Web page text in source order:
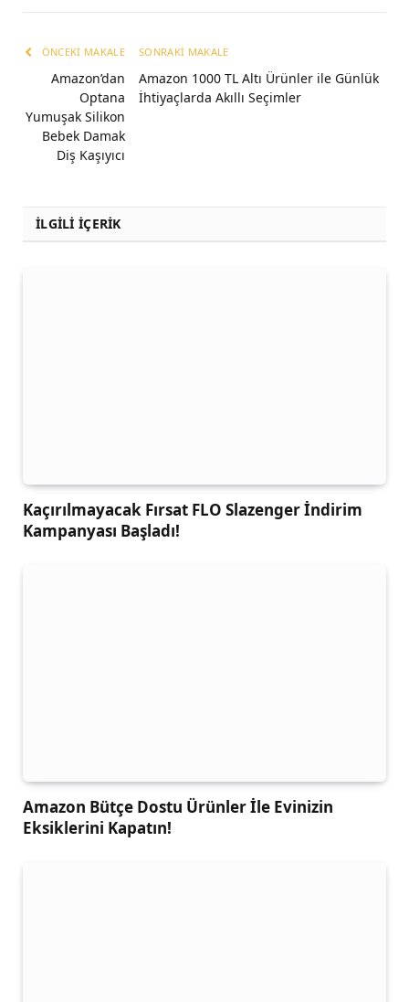
ÖNCEKI MAKALE
Amazon’dan
Optana
Yumuşak Silikon
Bebek Damak
Diş Kaşıyıcı
SONRAKI MAKALE
Amazon 1000 TL Altı Ürünler ile Günlük
İhtiyaçlarda Akıllı Seçimler
İLGİLİ İÇERİK
Kaçırılmayacak Fırsat FLO Slazenger İndirim
Kampanyası Başladı!
Amazon Bütçe Dostu Ürünler İle Evinizin
Eksiklerini Kapatın!